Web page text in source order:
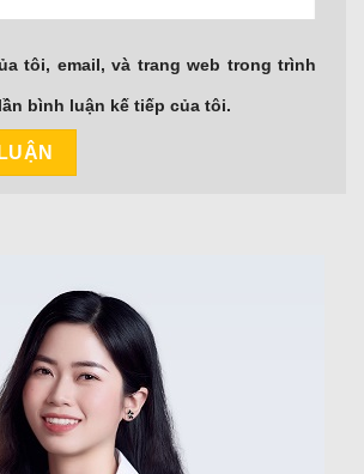
tôi, email, và trang web trong trình
bình luận kế tiếp của tôi.